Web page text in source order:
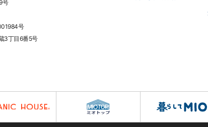
号
号
3丁目6番5号